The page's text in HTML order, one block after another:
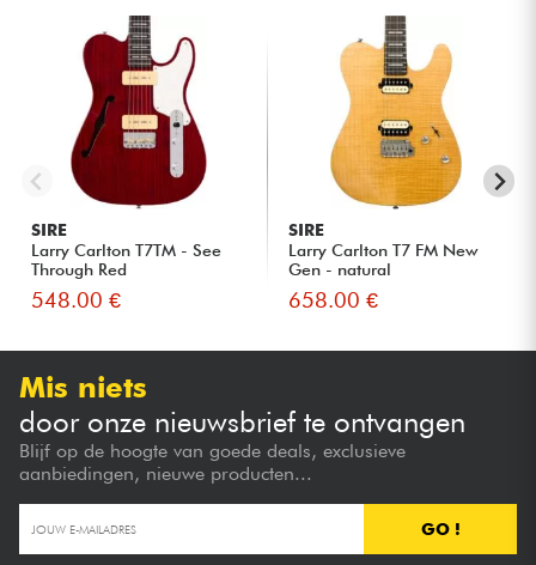
SIRE
Larry Carlton T7TM - See
Through Red
548.00 €
SIRE
Larry Carlton T7 FM New
Gen - natural
658.00 €
Mis niets
door onze nieuwsbrief te ontvangen
Blijf op de hoogte van goede deals, exclusieve
aanbiedingen, nieuwe producten...
GO !